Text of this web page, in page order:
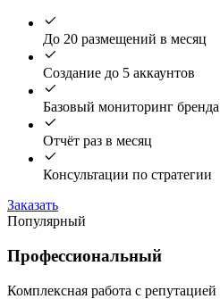
До 20 размещений в месяц
Создание до 5 аккаунтов
Базовый мониторинг бренда
Отчёт раз в месяц
Консультации по стратегии
Заказать
Популярный
Профессиональный
Комплексная работа с репутацией